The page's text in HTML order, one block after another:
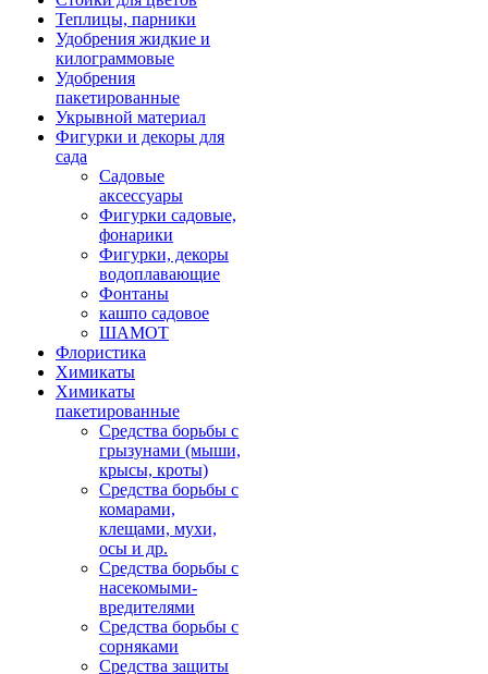
Теплицы, парники
Удобрения жидкие и
килограммовые
Удобрения
пакетированные
Укрывной материал
Фигурки и декоры для
сада
Садовые
аксессуары
Фигурки садовые,
фонарики
Фигурки, декоры
водоплавающие
Фонтаны
кашпо садовое
ШАМОТ
Флористика
Химикаты
Химикаты
пакетированные
Средства борьбы с
грызунами (мыши,
крысы, кроты)
Средства борьбы с
комарами,
клещами, мухи,
осы и др.
Средства борьбы с
насекомыми-
вредителями
Средства борьбы с
сорняками
Средства защиты